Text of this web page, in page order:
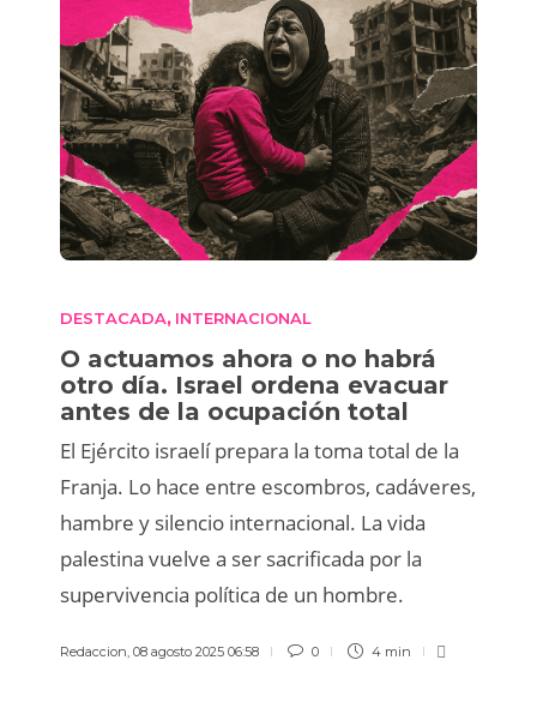
DESTACADA, INTERNACIONAL
O actuamos ahora o no habrá
otro día. Israel ordena evacuar
antes de la ocupación total
El Ejército israelí prepara la toma total de la
Franja. Lo hace entre escombros, cadáveres,
hambre y silencio internacional. La vida
palestina vuelve a ser sacrificada por la
supervivencia política de un hombre.
Redaccion, 08 agosto 2025 06:58 0 4 min